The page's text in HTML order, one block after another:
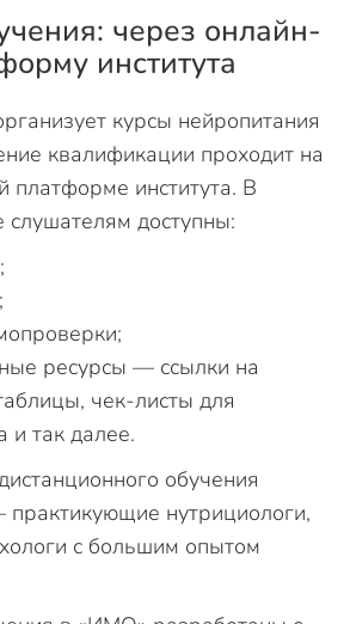
через онлайн-
института
курсы нейропитания
квалификации проходит на
платформе института. В
слушателям доступны:
ресурсы — ссылки на
чек-листы для
и так далее.
обучения
нутрициологи,
с большим опытом